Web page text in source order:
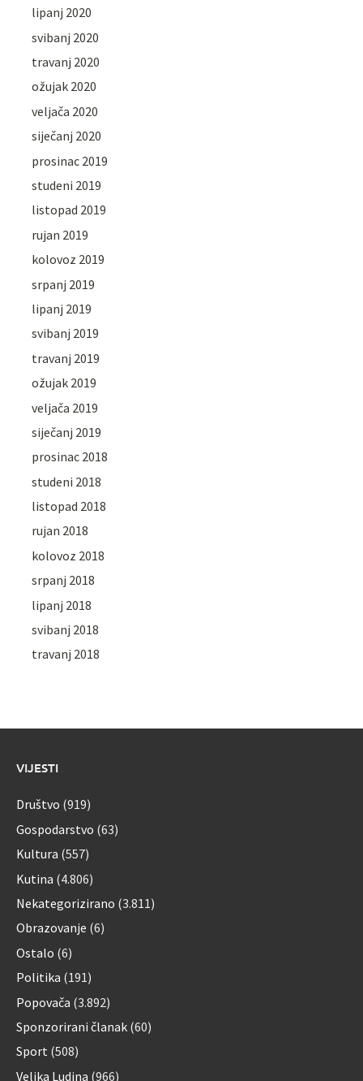
lipanj 2020
svibanj 2020
travanj 2020
ožujak 2020
veljača 2020
siječanj 2020
prosinac 2019
studeni 2019
listopad 2019
rujan 2019
kolovoz 2019
srpanj 2019
lipanj 2019
svibanj 2019
travanj 2019
ožujak 2019
veljača 2019
siječanj 2019
prosinac 2018
studeni 2018
listopad 2018
rujan 2018
kolovoz 2018
srpanj 2018
lipanj 2018
svibanj 2018
travanj 2018
VIJESTI
Društvo (919)
Gospodarstvo (63)
Kultura (557)
Kutina (4.806)
Nekategorizirano (3.811)
Obrazovanje (6)
Ostalo (6)
Politika (191)
Popovača (3.892)
Sponzorirani članak (60)
Sport (508)
Velika Ludina (966)